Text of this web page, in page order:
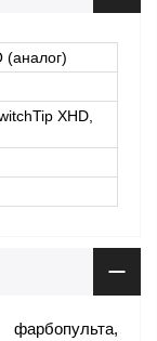
(аналог)
XHD,